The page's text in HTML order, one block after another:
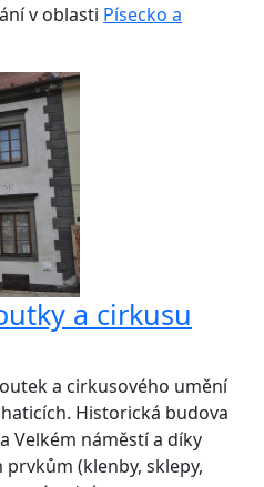
v oblasti Písecko a
a cirkusu
a cirkusového umění
Historická budova
Velkém náměstí a díky
(klenby, sklepy,